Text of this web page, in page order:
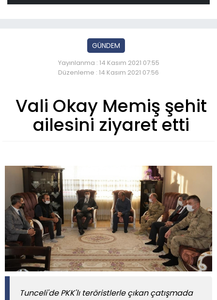
GÜNDEM
Yayınlanma : 14 Kasım 2021 07:55
Düzenleme : 14 Kasım 2021 07:56
Vali Okay Memiş şehit
ailesini ziyaret etti
Tunceli'de PKK'lı teröristlerle çıkan çatışmada